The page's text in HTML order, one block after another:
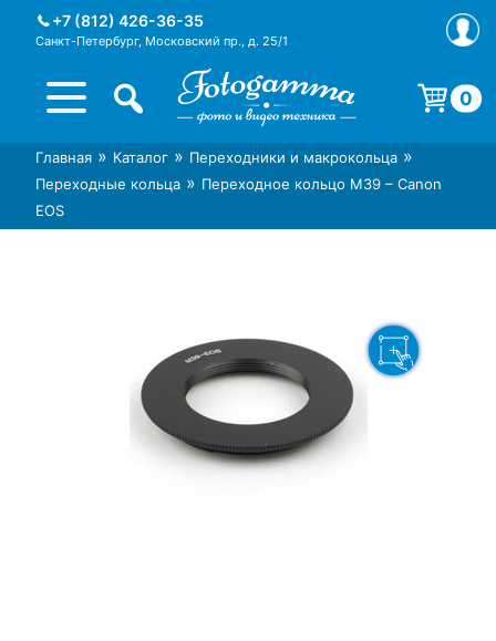
+7 (812) 426-36-35
Санкт-Петербург, Московский пр., д. 25/1
Интернет-магазин фототехники
Foto-Gamma в СПб
Магазин фотоаксессуаров foto-
gamma.ru
0
Корзина пуста.
Главная » Каталог » Переходники и макрокольца »
Переходные кольца » Переходное кольцо M39 – Canon
EOS